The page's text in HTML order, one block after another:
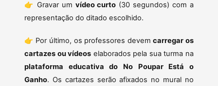
👉 Gravar um vídeo curto (30 segundos) com a
representação do ditado escolhido.
👉 Por último, os professores devemcarregar os
cartazes ou vídeos elaborados pela sua turma na
plataforma educativa do No Poupar Está o
Ganho. Os cartazes serão afixados no mural no